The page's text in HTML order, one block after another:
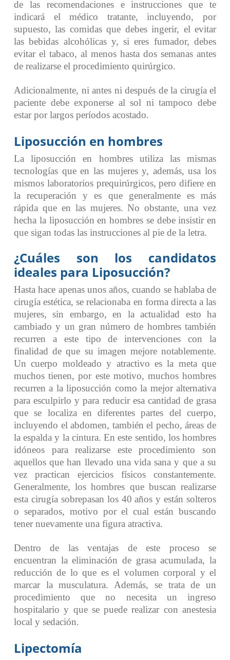
de las recomendaciones e instrucciones que te
indicará el médico tratante, incluyendo, por
supuesto, las comidas que debes ingerir, el evitar
las bebidas alcohólicas y, si eres fumador, debes
evitar el tabaco, al menos hasta dos semanas antes
de realizarse el procedimiento quirúrgico.
Adicionalmente, ni antes ni después de la cirugía el
paciente debe exponerse al sol ni tampoco debe
estar por largos períodos acostado.
Liposucción en hombres
La liposucción en hombres utiliza las mismas
tecnologías que en las mujeres y, además, usa los
mismos laboratorios prequirúrgicos, pero difiere en
la recuperación y es que generalmente es más
rápida que en las mujeres. No obstante, una vez
hecha la liposucción en hombres se debe insistir en
que sigan todas las instrucciones al pie de la letra.
¿Cuáles son los candidatos
ideales para Liposucción?
Hasta hace apenas unos años, cuando se hablaba de
cirugía estética, se relacionaba en forma directa a las
mujeres, sin embargo, en la actualidad esto ha
cambiado y un gran número de hombres también
recurren a este tipo de intervenciones con la
finalidad de que su imagen mejore notablemente.
Un cuerpo moldeado y atractivo es la meta que
muchos tienen, por este motivo, muchos hombres
recurren a la liposucción como la mejor alternativa
para esculpirlo y para reducir esa cantidad de grasa
que se localiza en diferentes partes del cuerpo,
incluyendo el abdomen, también el pecho, áreas de
la espalda y la cintura. En este sentido, los hombres
idóneos para realizarse este procedimiento son
aquellos que han llevado una vida sana y que a su
vez practican ejercicios físicos constantemente.
Generalmente, los hombres que buscan realizarse
esta cirugía sobrepasan los 40 años y están solteros
o separados, motivo por el cual están buscando
tener nuevamente una figura atractiva.
Dentro de las ventajas de este proceso se
encuentran la eliminación de grasa acumulada, la
reducción de lo que es el volumen corporal y el
marcar la musculatura. Además, se trata de un
procedimiento que no necesita un ingreso
hospitalario y que se puede realizar con anestesia
local y sedación.
Lipectomía